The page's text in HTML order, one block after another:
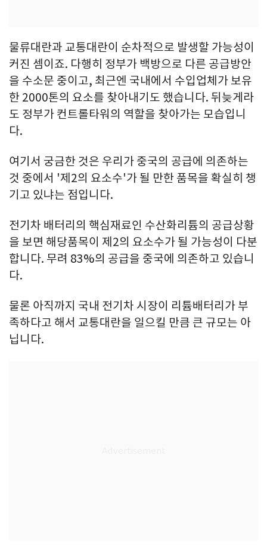
물류대란과 교통대란이 순차적으로 발생할 가능성이
커진 셈이죠. 다행히 정부가 백방으로 다른 공급방안
을 수소문 중이고, 최근엔 국내에서 수입업체가 보유
한 2000톤의 요소를 찾아내기도 했습니다. 뒤늦게라
도 정부가 컨트롤타워의 역할을 찾아가는 모습입니
다.
여기서 궁금한 것은 우리가 중국의 공급에 의존하는
것 중에서 '제2의 요소수'가 될 만한 품목을 확실히 챙
기고 있냐는 점입니다.
전기차 배터리의 핵심재료인 수산화리튬의 공급상황
을 보면 해당품목이 제2의 요소수가 될 가능성이 다분
합니다. 무려 83%의 공급을 중국에 의존하고 있습니
다.
물론 아직까지 국내 전기차 시장이 리튬배터리가 부
족하다고 해서 교통대란을 일으킬 만큼 큰 규모는 아
닙니다.